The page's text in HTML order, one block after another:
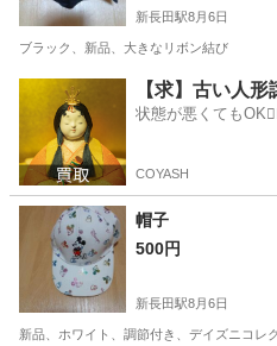
新長田駅8月6日
ブラック、新品、大きなリボン結び
新長田駅 小物
【求】古い人
状態が悪くても
COYASH
帽子
500円
新長田駅8月6日
新品、ホワイト、調節付き、デイズニコレ